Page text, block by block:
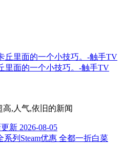
里面的一个小技巧。-触手TV
,人气,依旧 的新闻
更新 2026-08-05
列Steam优惠 全都一折白菜